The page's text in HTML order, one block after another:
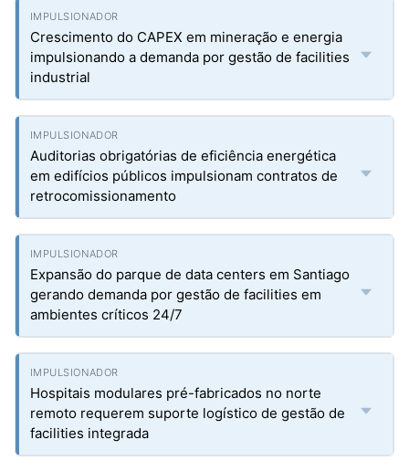
Crescimento do CAPEX em mineração e energia
impulsionando a demanda por gestão de facilities
industrial
Auditorias obrigatórias de eficiência energética
em edifícios públicos impulsionam contratos de
retrocomissionamento
Expansão do parque de data centers em Santiago
gerando demanda por gestão de facilities em
ambientes críticos 24/7
Hospitais modulares pré-fabricados no norte
remoto requerem suporte logístico de gestão de
facilities integrada